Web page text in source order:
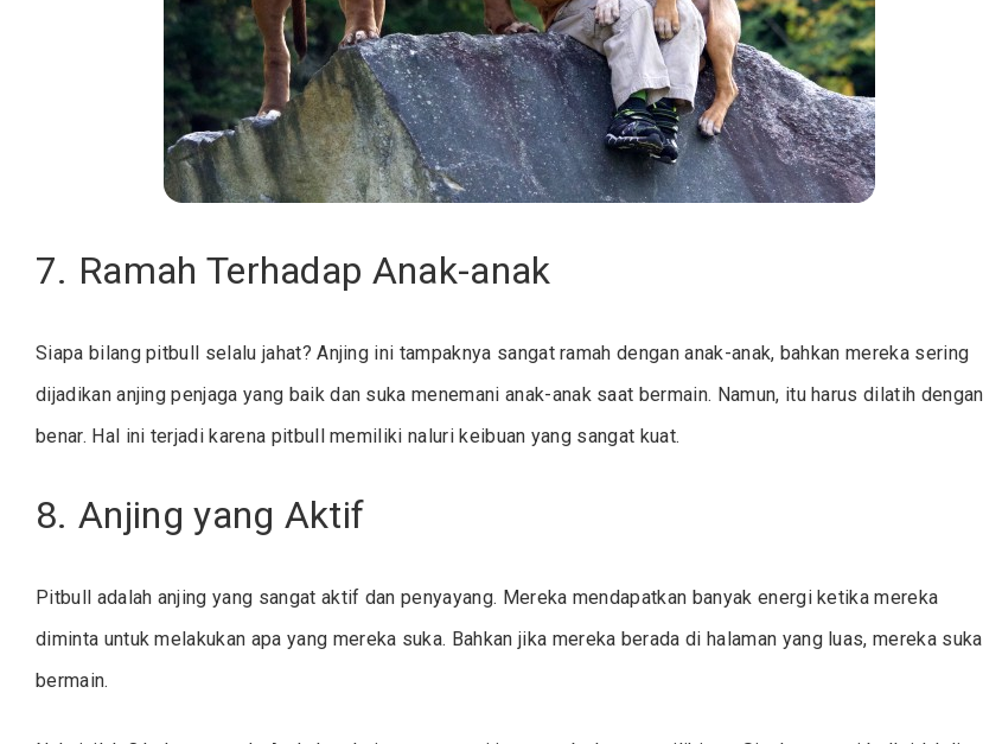
7. Ramah Terhadap Anak-anak
Siapa bilang pitbull selalu jahat? Anjing ini tampaknya sangat ramah dengan anak-anak, bahkan mereka sering
dijadikan anjing penjaga yang baik dan suka menemani anak-anak saat bermain. Namun, itu harus dilatih dengan
benar. Hal ini terjadi karena pitbull memiliki naluri keibuan yang sangat kuat.
8. Anjing yang Aktif
Pitbull adalah anjing yang sangat aktif dan penyayang. Mereka mendapatkan banyak energi ketika mereka
diminta untuk melakukan apa yang mereka suka. Bahkan jika mereka berada di halaman yang luas, mereka suka
bermain.